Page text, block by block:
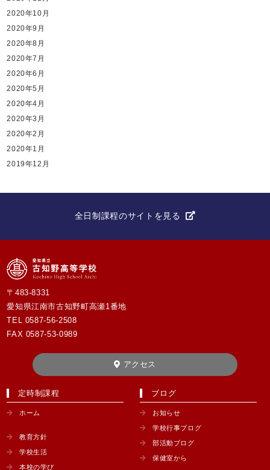
2020年10月
2020年9月
2020年8月
2020年7月
2020年6月
2020年5月
2020年4月
2020年3月
2020年2月
2020年1月
2019年12月
全日制課程のサイトを見る
〒483-8331
愛知県江南市古知野町高瀬1番地
TEL 0587-56-2508
FAX 0587-53-0989
アクセス
定時制課程
ホーム
教育方針
学校生活
本校の学び
ブログ
お知らせ
学校行事ブログ
部活動ブログ
保健室から